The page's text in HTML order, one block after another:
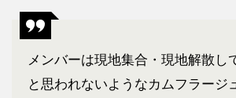
メンバーは現地集合・現地解散し
と思われないようなカムフラージ